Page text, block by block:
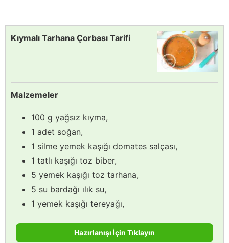
Kıymalı Tarhana Çorbası Tarifi
Malzemeler
100 g yağsız kıyma,
1 adet soğan,
1 silme yemek kaşığı domates salçası,
1 tatlı kaşığı toz biber,
5 yemek kaşığı toz tarhana,
5 su bardağı ılık su,
1 yemek kaşığı tereyağı,
Hazırlanışı İçin Tıklayın